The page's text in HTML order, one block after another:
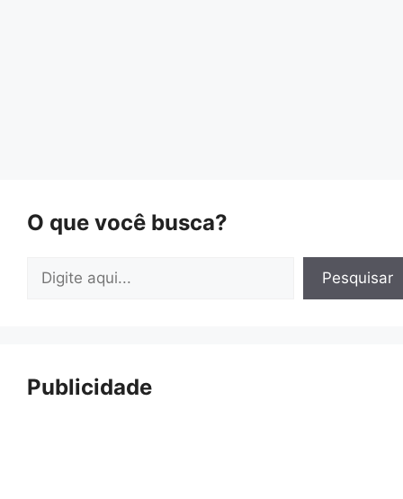
O que você busca?
Pesquisar Pesquisar
Publicidade